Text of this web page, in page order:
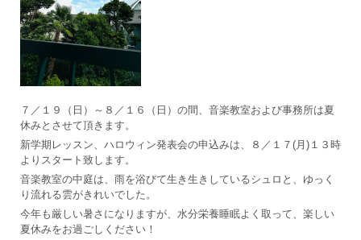
７／１９（日）～８／１６（日）の間、音楽教室および事務所は夏
休みとさせて頂きます。
新学期レッスン、ハロウィン発表会の申込みは、８／１７(月)１３時
よりスタート致します。
音楽教室の中庭は、雨を浴びて生き生きしているシュロと、ゆっく
り流れる雲がきれいでした。
今年も厳しい暑さになりますが、水分栄養睡眠よく取って、楽しい
夏休みをお過ごしください！